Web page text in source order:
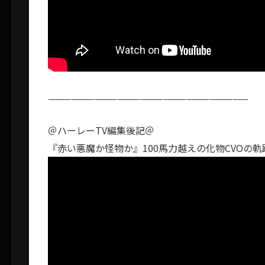
——————————————————————————
＠ハーレーTV編集後記＠
『赤い悪魔か怪物か』100馬力越えの化物CVOの軌